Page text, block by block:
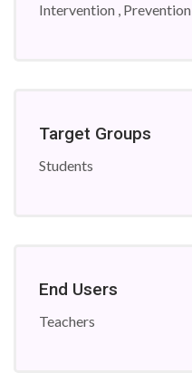
Intervention , Prevention
Target Groups
Students
End Users
Teachers